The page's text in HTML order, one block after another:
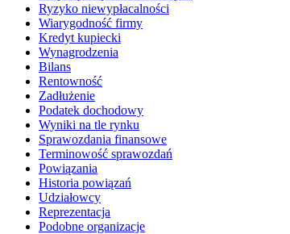
Ryzyko niewypłacalności
Wiarygodność firmy
Kredyt kupiecki
Wynagrodzenia
Bilans
Rentowność
Zadłużenie
Podatek dochodowy
Wyniki na tle rynku
Sprawozdania finansowe
Terminowość sprawozdań
Powiązania
Historia powiązań
Udziałowcy
Reprezentacja
Podobne organizacje